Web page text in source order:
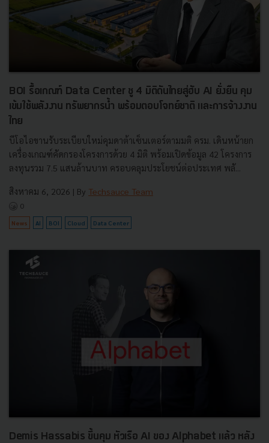
BOI รื้อเกณฑ์ Data Center ชู 4 มิติดันไทยสู่ฮับ AI ยั่งยืน คุม
เข้มใช้พลังงาน ทรัพยากรน้ำ พร้อมตอบโจทย์ชาติ และการจ้างงาน
ไทย
บีโอไอขานรับระเบียบใหม่คุมดาต้าเซ็นเตอร์ตามมติ ครม. เดินหน้ายก
เครื่องเกณฑ์คัดกรองโครงการด้วย 4 มิติ พร้อมเปิดข้อมูล 42 โครงการ
ลงทุนรวม 7.5 แสนล้านบาท ครอบคลุมประโยชน์ต่อประเทศ พลั...
สิงหาคม 6, 2026 | By Techsauce Team
0
News AI BOI Cloud Data Center
Demis Hassabis ขึ้นคุม หัวเรือ AI ของ Alphabet แล้ว หลัง